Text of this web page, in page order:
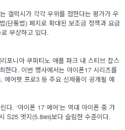
갤럭시가 각각 우위를 점한다는 평가가 우
(단통법) 폐지로 확대된 보조금 정책과 요금
부상하고 있다.
포니아 쿠퍼티노 애플 파크 내 스티브 잡스
한다. 이번 행사에서는 아이폰17 시리즈를
어팟 프로3 등 주요 신제품이 공개될 예
다. ‘아이폰 17 에어’는 역대 아이폰 중 가
S25 엣지(5.8㎜)보다 슬림한 수준이다.